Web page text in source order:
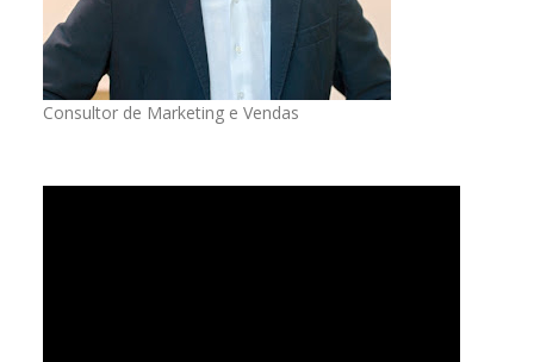
Consultor de Marketing e Vendas